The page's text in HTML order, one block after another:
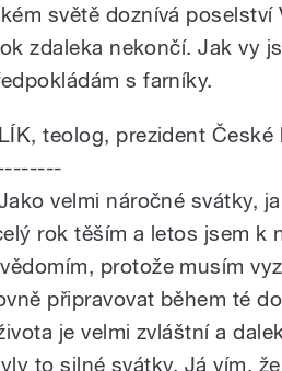
světě doznívá
zdaleka nekončí. Jak vy
s farníky.
teolog, prezident České
velmi náročné svátky,
rok těším a letos jsem k
protože musím
připravovat během té
je velmi zvláštní a
to silné svátky. Já vím,